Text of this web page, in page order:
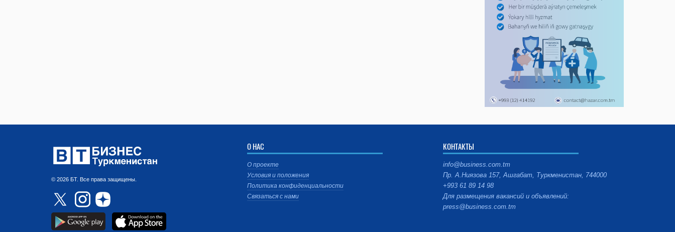
© 2026 БТ. Все права защищены.
О НАС
О проекте
Условия и положения
Политика конфиденциальности
Связаться с нами
КОНТАКТЫ
info@business.com.tm
Пр. А.Ниязова 157, Ашгабат, Туркменистан, 744000
+993 61 89 14 98
Для размещения вакансий и объявлений:
press@business.com.tm